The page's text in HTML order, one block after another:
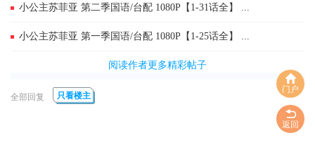
门户
返回
小公主苏菲亚 第二季国语/台配 1080P【1-31话全】 ...
小公主苏菲亚 第一季国语/台配 1080P【1-25话全】 ...
阅读作者更多精彩帖子
全部回复 只看楼主